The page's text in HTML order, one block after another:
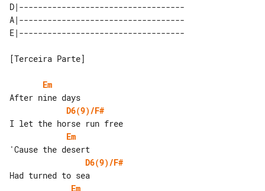
D|-----------------------------------
A|-----------------------------------
[Terceira Parte]
Em
D6(9)/F#
Em
D6(9)/F#
Em